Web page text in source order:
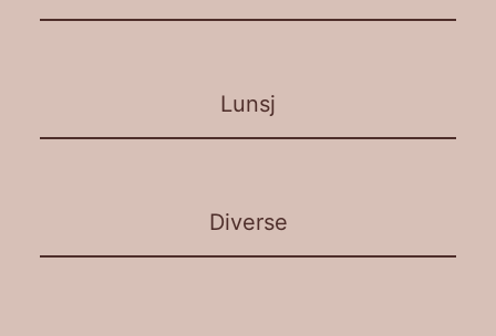
Lunsj
Diverse